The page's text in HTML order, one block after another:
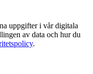
uppgifter i vår digitala
av data och hur du
.